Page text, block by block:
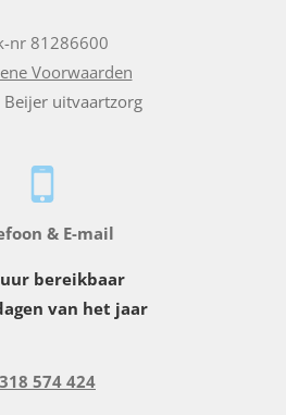
nr 81286600
Voorwaarden
uitvaartzorg
& E-mail
bereikbaar
van het jaar
574 424